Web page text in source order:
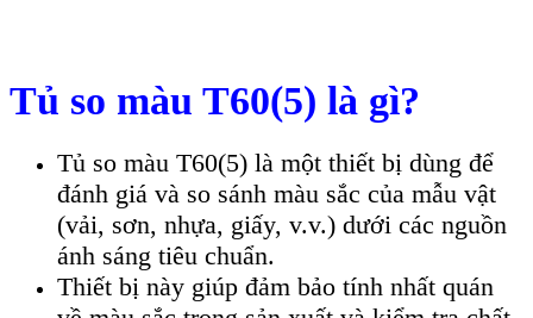
Tủ so màu T60(5) là gì?
Tủ so màu T60(5) là một thiết bị dùng để
đánh giá và so sánh màu sắc của mẫu vật
(vải, sơn, nhựa, giấy, v.v.) dưới các nguồn
ánh sáng tiêu chuẩn.
Thiết bị này giúp đảm bảo tính nhất quán